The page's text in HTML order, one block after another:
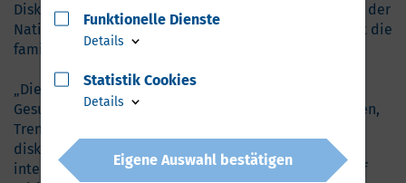
Diskurs. Unabhängig davon ist als ein Aushängeschild der
Nationalen Branchenkonferenz Gesundheitswirtschaft die
familiäre Atmosphäre geworden.
„Die Konferenz ist ein zentraler Treffpunkt der
Gesundheitswirtschaft, um aktuelle Herausforderungen,
Trends und Zukunftsperspektiven der Branche zu
diskutieren – sowohl auf nationaler als auch auf
internationaler Ebene. Bereits seit 2005 bringt sie auf
Funktionelle Dienste
Details
Statistik Cookies
Details
Eigene Auswahl bestätigen